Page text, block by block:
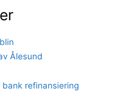
Ålesund
refinansiering